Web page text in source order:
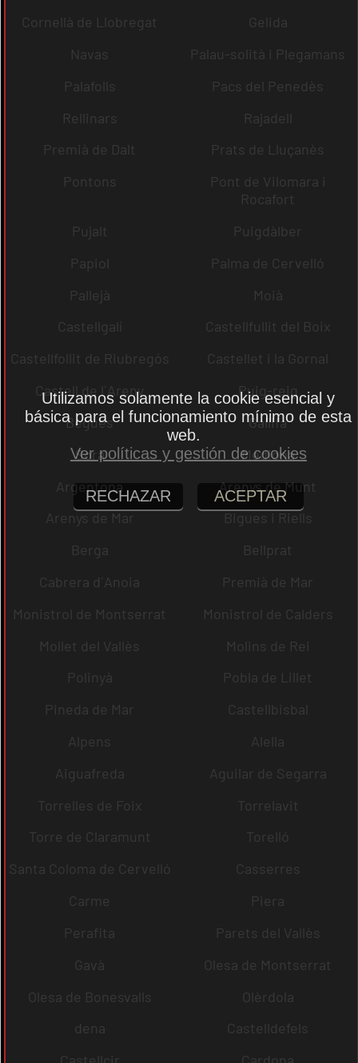
Cornellà de Llobregat
Gelida
Navas
Palau-solità i Plegamans
Palafolls
Pacs del Penedès
Rellinars
Rajadell
Premià de Dalt
Prats de Lluçanès
Pontons
Pont de Vilomara i
Rocafort
Pujalt
Puigdàlber
Papiol
Palma de Cervelló
Pallejà
Moià
Castellgalí
Castellfullit del Boix
Castellfollit de Riubregós
Castellet i la Gornal
Castell de l´Areny
Puig-reig
Begues
Gallifa
Sora
Mediona
Argentona
Arenys de Munt
Arenys de Mar
Bigues i Riells
Berga
Bellprat
Cabrera d´Anoia
Premià de Mar
Monistrol de Montserrat
Monistrol de Calders
Mollet del Vallès
Molins de Rei
Polinyà
Pobla de Lillet
Pineda de Mar
Castellbisbal
Alpens
Alella
Aiguafreda
Aguilar de Segarra
Torrelles de Foix
Torrelavit
Torre de Claramunt
Torelló
Santa Coloma de Cervelló
Casserres
Carme
Piera
Perafita
Parets del Vallès
Gavà
Olesa de Montserrat
Olesa de Bonesvalls
Olèrdola
dena
Castelldefels
Utilizamos solamente la cookie esencial y
básica para el funcionamiento mínimo de esta
web.
Ver políticas y gestión de cookies
RECHAZAR ACEPTAR